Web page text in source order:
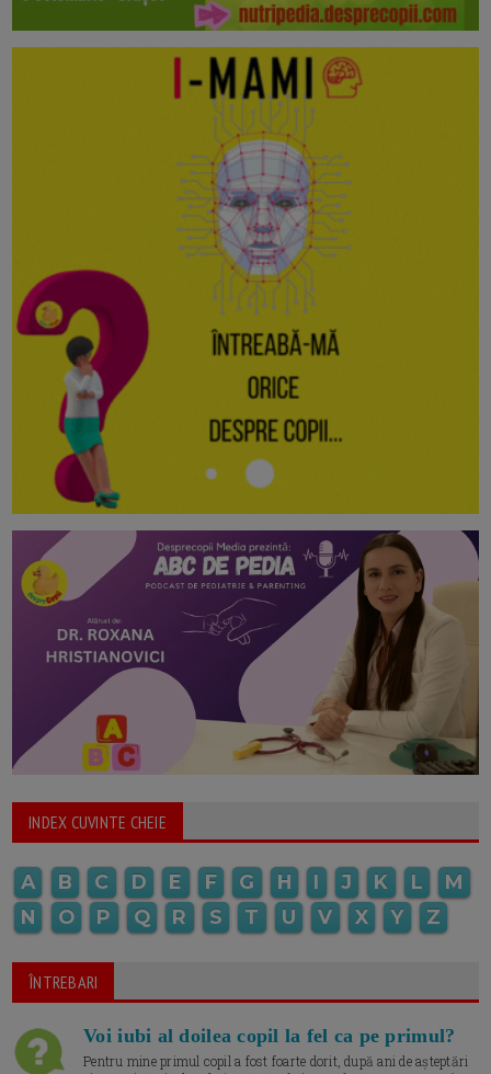
INDEX CUVINTE CHEIE
A B C D E F G H I J K L
M
N
O P Q R S T U V X Y Z
ÎNTREBARI
Voi iubi al doilea copil la fel ca pe primul?
Pentru mine primul copil a fost foarte dorit, după ani de așteptări